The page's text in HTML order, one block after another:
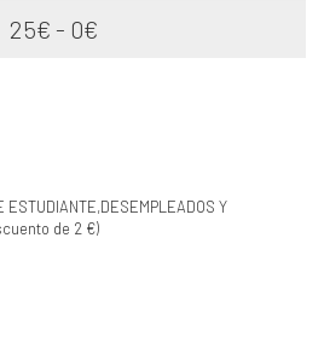
25€ - 0€
ESTUDIANTE,DESEMPLEADOS Y
de 2 €)